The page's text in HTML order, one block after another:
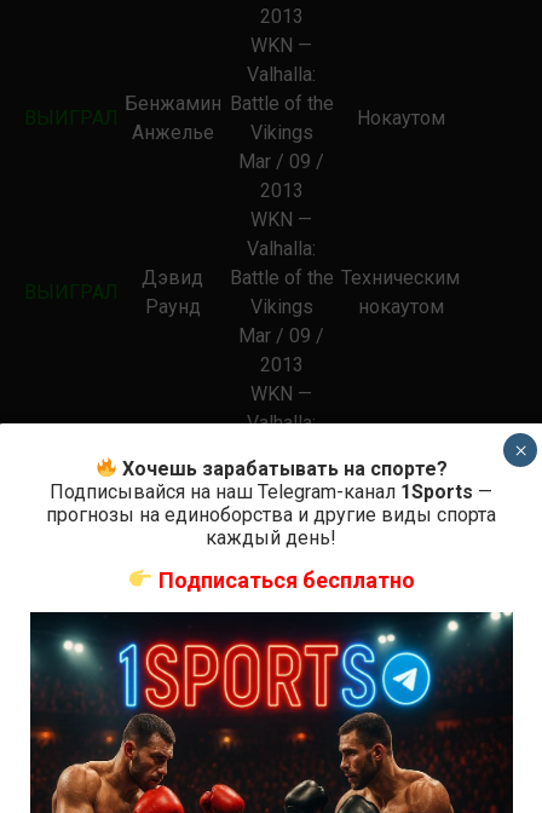
2013
ВЫИГРАЛ
Бенжамин
Анжелье
WKN —
Valhalla:
Battle of the
Vikings
Mar / 09 /
2013
Нокаутом
ВЫИГРАЛ
Дэвид
Раунд
WKN —
Valhalla:
Battle of the
Vikings
Mar / 09 /
2013
Техническим
нокаутом
ВЫИГРАЛ
Мохамед
WKN —
Valhalla:
Vikings
Mar / 09 /
2013
нокаутом
ВЫИГРАЛ
Мохамед
SHC 6 — Belo
2012
нокаутом
ВЫИГРАЛ
Бруно
Фариас
Гранчеукс
Lions FC 4 —
Lions Fighting
Championship
4
Sep / 15 /
Техническим
нокаутом
Хочешь зарабатывать на спорте?
Подписывайся на наш Telegram-канал 1Sports —
прогнозы на единоборства и другие виды спорта
каждый день!
Подписаться бесплатно
×